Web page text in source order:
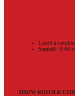
Lundi à
Samedi : 8:00
SHOW ROOM &